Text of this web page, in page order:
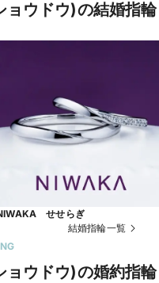
ョウドウ)の結婚指輪
せせらぎ
結婚指輪一覧
ョウドウ)の婚約指輪